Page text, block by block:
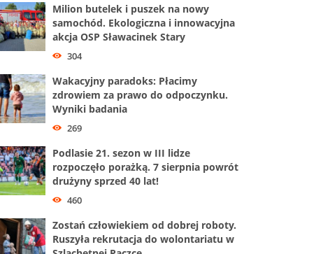
Milion butelek i puszek na nowy
samochód. Ekologiczna i innowacyjna
akcja OSP Sławacinek Stary
304
Wakacyjny paradoks: Płacimy
zdrowiem za prawo do odpoczynku.
Wyniki badania
269
Podlasie 21. sezon w III lidze
rozpoczęło porażką. 7 sierpnia powrót
drużyny sprzed 40 lat!
460
Zostań człowiekiem od dobrej roboty.
Ruszyła rekrutacja do wolontariatu w